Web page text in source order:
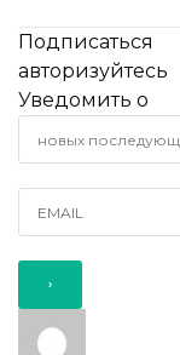
Подписаться
авторизуйтесь
Уведомить о